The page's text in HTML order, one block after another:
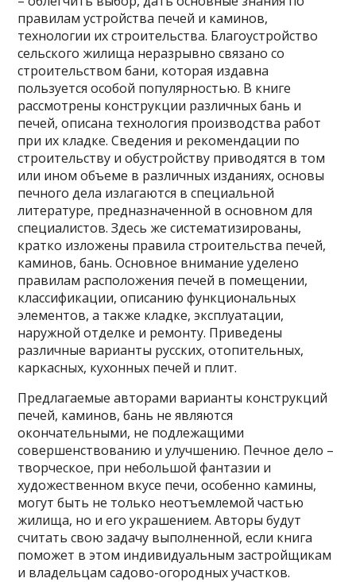
правилам устройства печей и каминов,
технологии их строительства. Благоустройство
сельского жилища неразрывно связано со
строительством бани, которая издавна
пользуется особой популярностью. В книге
рассмотрены конструкции различных бань и
печей, описана технология производства работ
при их кладке. Сведения и рекомендации по
строительству и обустройству приводятся в том
или ином объеме в различных изданиях, основы
печного дела излагаются в специальной
литературе, предназначенной в основном для
специалистов. Здесь же систематизированы,
кратко изложены правила строительства печей,
каминов, бань. Основное внимание уделено
правилам расположения печей в помещении,
классификации, описанию функциональных
элементов, а также кладке, эксплуатации,
наружной отделке и ремонту. Приведены
различные варианты русских, отопительных,
каркасных, кухонных печей и плит.
Предлагаемые авторами варианты конструкций
печей, каминов, бань не являются
окончательными, не подлежащими
совершенствованию и улучшению. Печное дело –
творческое, при небольшой фантазии и
художественном вкусе печи, особенно камины,
могут быть не только неотъемлемой частью
жилища, но и его украшением. Авторы будут
считать свою задачу выполненной, если книга
поможет в этом индивидуальным застройщикам
и владельцам садово-огородных участков.